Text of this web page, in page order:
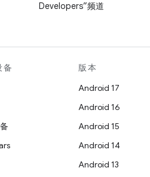
Developers”频道
备
版本
Android 17
Android 16
Android 15
Android 14
Android 13